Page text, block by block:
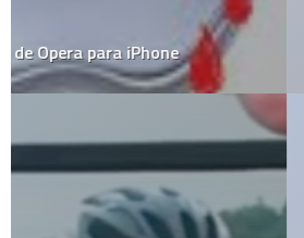
La supuesta guitarra más grande